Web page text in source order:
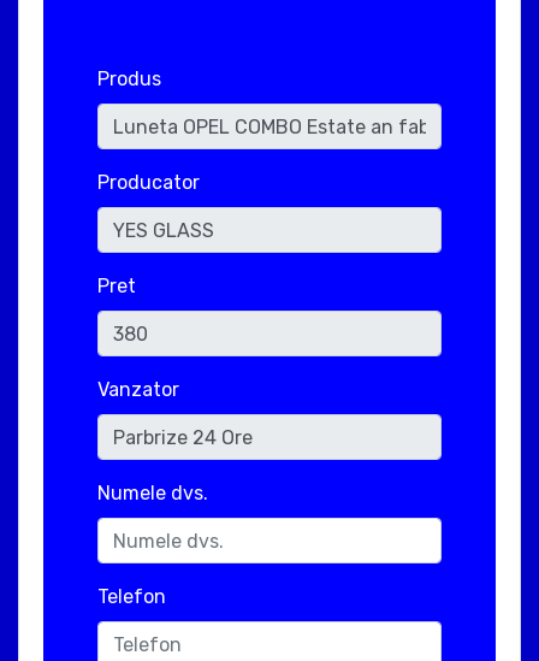
Produs
Producator
Pret
Vanzator
Numele dvs.
Telefon